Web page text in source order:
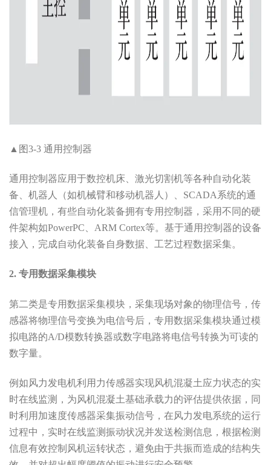
▲图3-3 通用控制器
通用控制器应用于数控机床、激光切割机等各种自动化装
备、机器人（如机械臂和移动机器人）、SCADA系统的通
信管理机，有些自动化装备拥有专用控制器，采用不同的硬
件架构如PowerPC、ARM Cortex等。基于通用控制器的设备
接入，完成自动化装备自身数据、工艺过程数据采集。
2. 专用数据采集模块
第二类是专用数据采集模块，采集现场对象的物理信号，传
感器将物理信号变换为电信号后，专用数据采集模块通过模
拟电路的A/D模数转换器或数字电路将电信号转换为可读的
数字量。
例如风力发电机利用力传感器实现风机混凝土应力状态的实
时在线监测，为风机混凝土基础承载力的评估提供依据，同
时利用加速度传感器采集振动信号，在风力发电系统的运行
过程中，实时在线监测振动状况并发送检测信息，根据检测
信息有效控制风机运转状态，避免由于共振而造成的结构失